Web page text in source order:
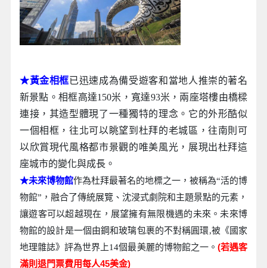
★黃金相框已迅速成為備受遊客和當地人推崇的著名
新景點。相框高達150米，寬達93米，兩座塔樓由橋樑
連接，其造型體現了一種獨特的理念。它的外形酷似
一個相框，往北可以眺望到杜拜的老城區，往南則可
以欣賞現代風格都市景觀的唯美風光，展現出杜拜這
座城市的變化與成長。
★未來博物館作為杜拜最著名的地標之一，被稱為“活的博
物館”，融合了傳統展覽、沈浸式劇院和主題景點的元素，
讓遊客可以超越現在，展望擁有無限機遇的未來。未來博
物館的設計是一個由鋼和玻璃包裹的不對稱圓環,被《國家
地理雜誌》評為世界上14個最美麗的博物館之一。 (若遇客
滿則退門票費用每人45美金)